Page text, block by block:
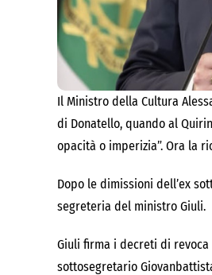
Il Ministro della Cultura
di Donatello, quando al
opacità o imperizia”. Ora la
Dopo le dimissioni dell’ex
segreteria del ministro Giuli.
Giuli firma i decreti di
sottosegretario